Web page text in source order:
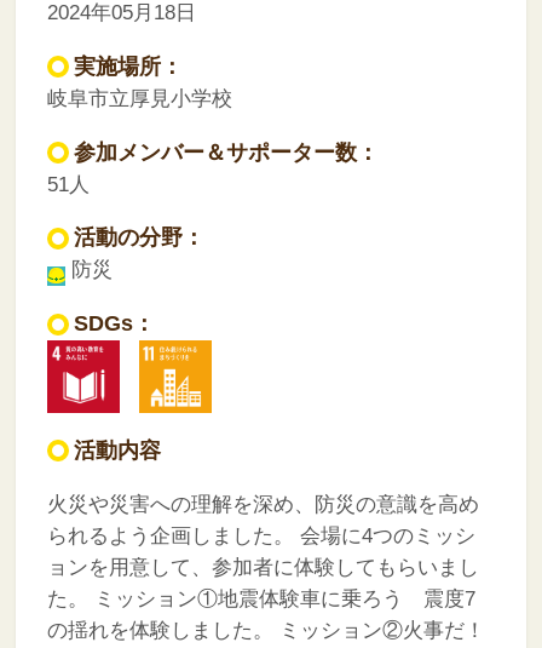
2024年05月18日
実施場所：
岐阜市立厚見小学校
参加メンバー＆サポーター数：
51人
活動の分野：
防災
SDGs：
活動内容
火災や災害への理解を深め、防災の意識を高め
られるよう企画しました。
会場に4つのミッシ
ョンを用意して、参加者に体験してもらいまし
た。
ミッション①地震体験車に乗ろう 震度7
の揺れを体験しました。
ミッション②火事だ！